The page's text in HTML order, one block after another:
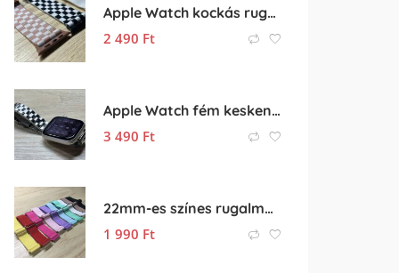
Apple Watch kockás rugalmas óraszíj
2 490 Ft
Apple Watch fém keskenyített óraszíj
3 490 Ft
22mm-es színes rugalmas óraszíj (gumis óra szíj)
1 990 Ft